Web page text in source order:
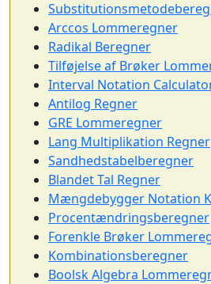
Arccos Lommeregner
Radikal Beregner
Tilføjelse af Brøker
Interval Notation
Antilog Regner
GRE Lommeregner
Lang Multiplikation Regner
Sandhedstabelberegner
Blandet Tal Regner
Mængdebygger Notation
Procentændringsberegner
Forenkle Brøker
Kombinationsberegner
Boolsk Algebra